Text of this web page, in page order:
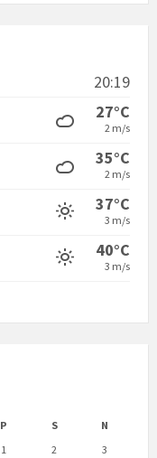
20:19
27°C
2 m/s
35°C
2 m/s
37°C
3 m/s
40°C
3 m/s
P S
N
1
2
3